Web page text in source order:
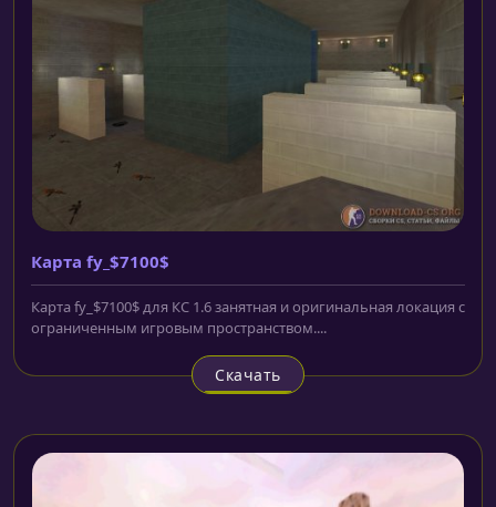
Карта fy_$7100$
Карта fy_$7100$ для КС 1.6 занятная и оригинальная локация с
ограниченным игровым пространством....
Скачать